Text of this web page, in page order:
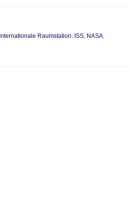
Internationale Raumstation, ISS, NASA,